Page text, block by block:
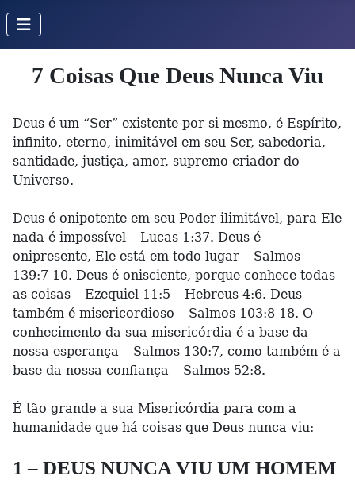
7 Coisas Que Deus Nunca Viu
Deus é um “Ser” existente por si mesmo, é Espírito,
infinito, eterno, inimitável em seu Ser, sabedoria,
santidade, justiça, amor, supremo criador do
Universo.
Deus é onipotente em seu Poder ilimitável, para Ele
nada é impossível – Lucas 1:37. Deus é
onipresente, Ele está em todo lugar – Salmos
139:7-10. Deus é onisciente, porque conhece todas
as coisas – Ezequiel 11:5 – Hebreus 4:6. Deus
também é misericordioso – Salmos 103:8-18. O
conhecimento da sua misericórdia é a base da
nossa esperança – Salmos 130:7, como também é a
base da nossa confiança – Salmos 52:8.
É tão grande a sua Misericórdia para com a
humanidade que há coisas que Deus nunca viu:
1 – DEUS NUNCA VIU UM HOMEM